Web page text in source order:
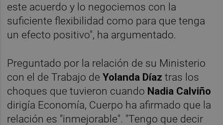
este acuerdo y lo negociemos con la
suficiente flexibilidad como para que tenga
un efecto positivo", ha argumentado.
Preguntado por la relación de su Ministerio
con el de Trabajo deYolanda Díaz tras los
choques que tuvieron cuando Nadia Calviño
dirigía Economía, Cuerpo ha afirmado que la
relación es "inmejorable". "Tengo que decir